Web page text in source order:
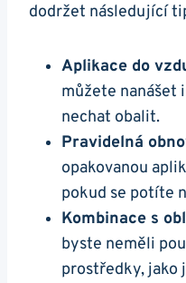
dodržet následující
Aplikace do
můžete nanášet
nechat obalit.
Pravidelná
opakovanou
pokud se potíte
Kombinace s
byste neměli
prostředky, jako